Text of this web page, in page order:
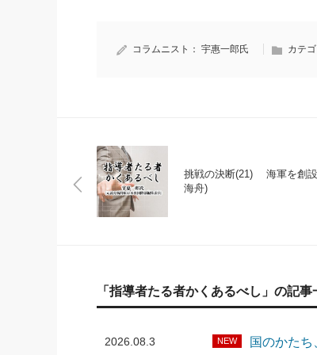
コラムニスト： 宇惠一郎氏 カテ
挑戦の決断(21) 海軍を創
海舟)
「指導者たる者かくあるべし」の記事
2026.08.3 NEW 国のかた